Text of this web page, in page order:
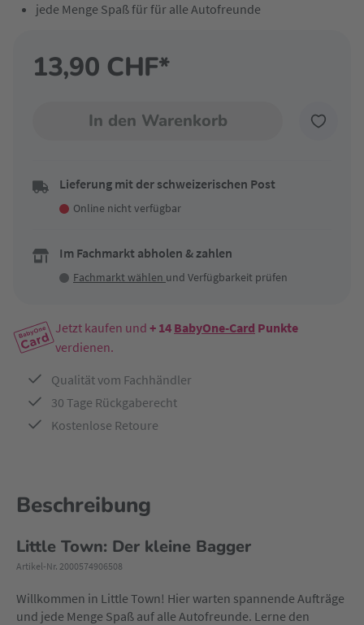
jede Menge Spaß für für alle Autofreunde
13,90 CHF*
In den Warenkorb
Lieferung mit der schweizerischen Post
Online nicht verfügbar
Im Fachmarkt abholen & zahlen
Fachmarkt wählen und Verfügbarkeit prüfen
Jetzt kaufen und + 14 BabyOne-Card Punkte
verdienen.
Qualität vom Fachhändler
30 Tage Rückgaberecht
Kostenlose Retoure
Beschreibung
Little Town: Der kleine Bagger
Artikel-Nr. 2000574906508
Willkommen in Little Town! Hier warten spannende Aufträge
und jede Menge Spaß auf alle Autofreunde. Lerne den